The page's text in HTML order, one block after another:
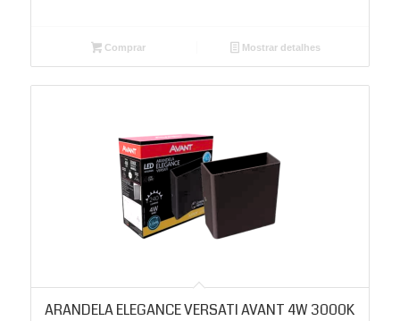
Comprar Mostrar detalhes
ARANDELA ELEGANCE VERSATI AVANT 4W 3000K